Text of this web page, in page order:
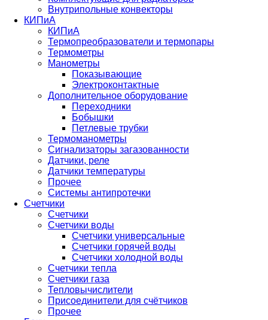
Внутрипольные конвекторы
КИПиА
КИПиА
Термопреобразователи и термопары
Термометры
Манометры
Показывающие
Электроконтактные
Дополнительное оборудование
Переходники
Бобышки
Петлевые трубки
Термоманометры
Сигнализаторы загазованности
Датчики, реле
Датчики температуры
Прочее
Системы антипротечки
Счетчики
Счетчики
Счетчики воды
Счетчики универсальные
Счетчики горячей воды
Счетчики холодной воды
Счетчики тепла
Счетчики газа
Тепловычислители
Присоединители для счётчиков
Прочее